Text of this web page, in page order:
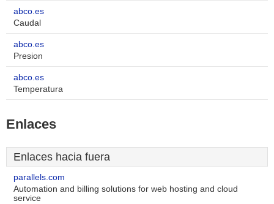
abco.es
Caudal
abco.es
Presion
abco.es
Temperatura
Enlaces
Enlaces hacia fuera
parallels.com
Automation and billing solutions for web hosting and cloud
service